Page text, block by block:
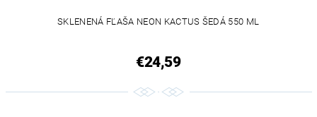
SKLENENÁ FĽAŠA NEON KACTUS ŠEDÁ 550 ML
€24,59